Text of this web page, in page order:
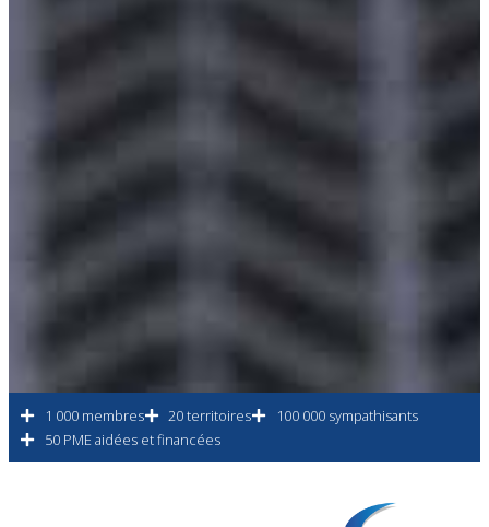
1 000 membres 20 territoires
100 000 sympathisants
50 PME aidées et financées